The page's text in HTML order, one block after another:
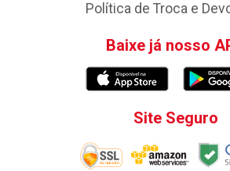
Política de Troca e
Baixe já nosso
Site Seguro